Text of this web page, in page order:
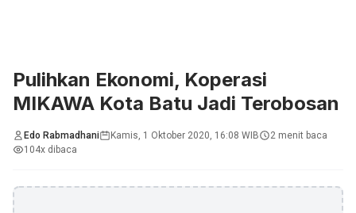
Pulihkan Ekonomi, Koperasi
MIKAWA Kota Batu Jadi Terobosan
Edo Rabmadhani Kamis, 1 Oktober 2020, 16:08 WIB
2 menit baca
104x dibaca